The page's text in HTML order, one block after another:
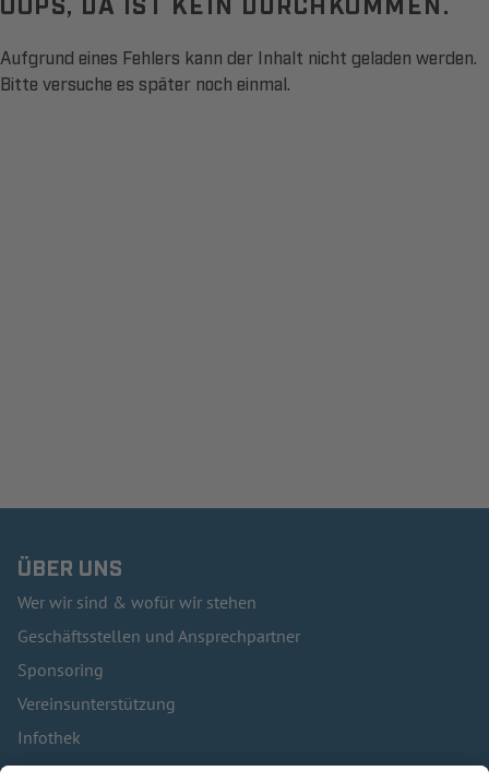
Aufgrund eines Fehlers kann der Inhalt nicht geladen werden.
Bitte versuche es später noch einmal.
ÜBER UNS
Wer wir sind & wofür wir stehen
Geschäftsstellen und Ansprechpartner
Sponsoring
Vereinsunterstützung
Infothek
Kontakt